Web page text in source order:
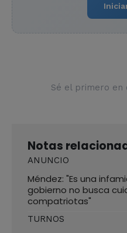
Sé el primero
Notas
ANUNCIO
Méndez: "Es una
gobierno no busca
compatriotas"
TURNOS